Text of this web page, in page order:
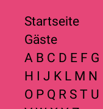
Startseite
Gäste
A B C D E F G
H I J K L M N
O P Q R S T U